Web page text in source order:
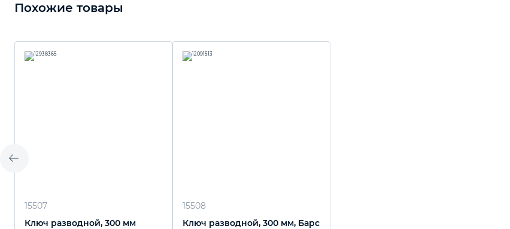
Похожие товары
15507
Ключ разводной, 300 мм
15508
Ключ разводной, 300 мм, Барс